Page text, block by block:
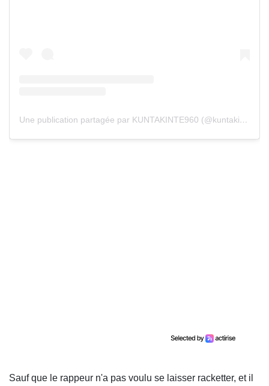
Une publication partagée par KUNTAKINTE960 (@kuntakinte960)
Sauf que le rappeur n'a pas voulu se laisser racketter, et il